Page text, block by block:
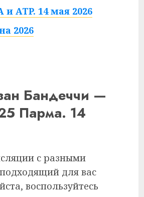
ATP. 14 мая 2026
2026
Бандеччи —
Парма. 14
с разными
для вас
воспользуйтесь